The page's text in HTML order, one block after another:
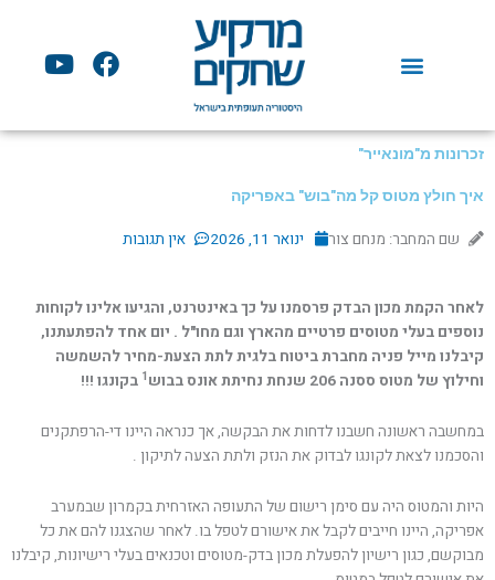
F
a
e
Y
o
t זכרונות מ"מונאייר"
איך חולץ מטוס קל מה"בוש" באפריקה
שם המחבר: מנחם צור ינואר 11, 2026 אין תגובות
לאחר הקמת מכון הבדק פרסמנו על כך באינטרנט, והגיעו אלינו לקוחות
נוספים בעלי מטוסים פרטיים מהארץ וגם מחו"ל . יום אחד להפתעתנו,
קיבלנו מייל פניה מחברת ביטוח בלגית לתת הצעת-מחיר להשמשה
וחילוץ של מטוס ססנה 206 שנחת נחיתת אונס בבוש
1 בקונגו !!!
במחשבה ראשונה חשבנו לדחות את הבקשה, אך כנראה היינו די-הרפתקנים
והסכמנו לצאת לקונגו לבדוק את הנזק ולתת הצעה לתיקון .
היות והמטוס היה עם סימן רישום של התעופה האזרחית בקמרון שבמערב
אפריקה, היינו חייבים לקבל את אישורם לטפל בו. לאחר שהצגנו להם את כל
מבוקשם, כגון רישיון להפעלת מכון בדק-מטוסים וטכנאים בעלי רישיונות, קיבלנו